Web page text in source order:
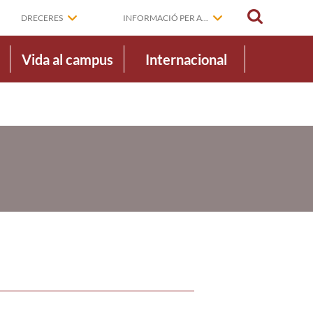
DRECERES INFORMACIÓ PER A...
Vida al campus Internacional